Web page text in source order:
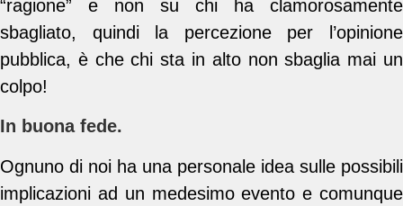
“ragione” e non su chi ha clamorosamente
sbagliato, quindi la percezione per l’opinione
pubblica, è che chi sta in alto non sbaglia mai un
colpo!
In buona fede.
Ognuno di noi ha una personale idea sulle possibili
implicazioni ad un medesimo evento e comunque